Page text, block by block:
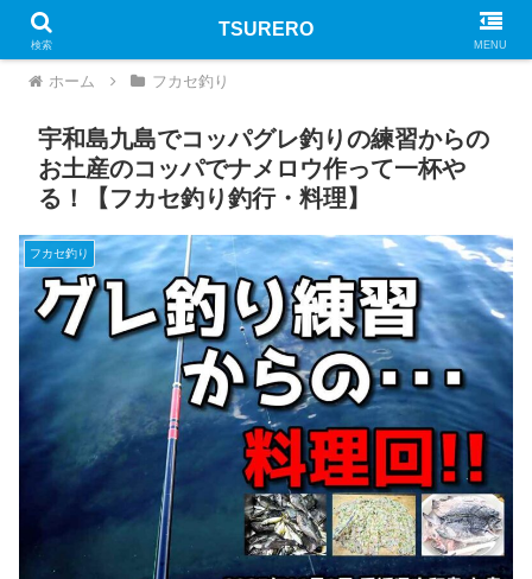
PR
ホーム フカセ釣り
宇和島九島でコッパグレ釣りの練習からの
お土産のコッパでナメロウ作って一杯や
る！【フカセ釣り釣行・料理】
フカセ釣り
検索
TSURERO
MENU